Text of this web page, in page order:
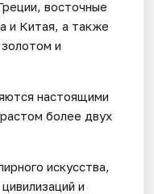
восточные
и Китая, а также
и
настоящими
более двух
искусства,
и